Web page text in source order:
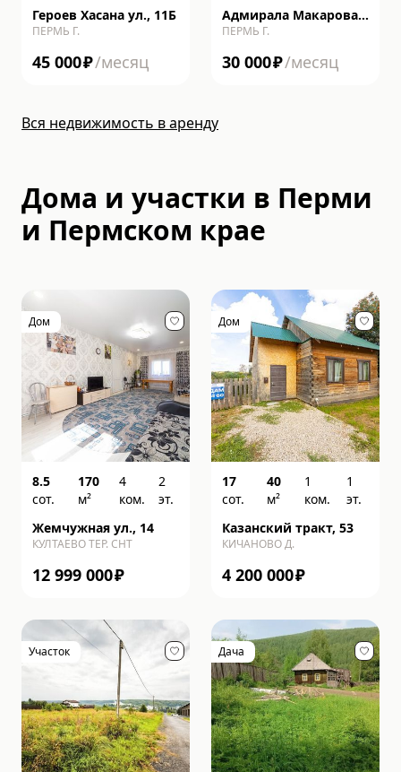
Героев Хасана ул., 11Б
ПЕРМЬ Г.
45 000₽/месяц
Адмирала Макарова
ул., 20, к 2
ПЕРМЬ Г.
30 000₽/месяц
Вся недвижимость в аренду
Дома и участки в Перми
и Пермском крае
Дом
8.5
сот.
170
м²
4
ком.
2
эт.
Жемчужная ул., 14
КУЛТАЕВО ТЕР. СНТ
12 999 000₽
Дом
17
сот.
40
м²
1
ком.
1
эт.
Казанский тракт, 53
КИЧАНОВО Д.
4 200 000₽
Участок Дача